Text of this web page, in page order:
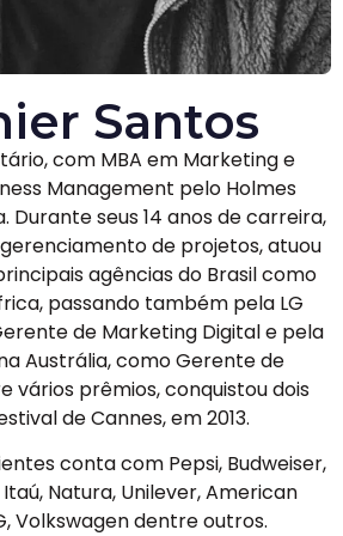
Santos
com MBA em Marketing e
Management pelo Holmes
Durante seus 14 anos de carreira,
de projetos, atuou
agências do Brasil como
passando também pela LG
de Marketing Digital e pela
Austrália, como Gerente de
vários prêmios, conquistou dois
de Cannes, em 2013.
conta com Pepsi, Budweiser,
Itaú, Natura, Unilever, American
Volkswagen dentre outros.